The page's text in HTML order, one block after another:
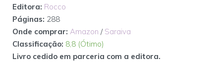
Editora: Rocco
Páginas: 288
Onde comprar: Amazon / Saraiva
Classificação: 8,8 (Ótimo)
Livro cedido em parceria com a editora.